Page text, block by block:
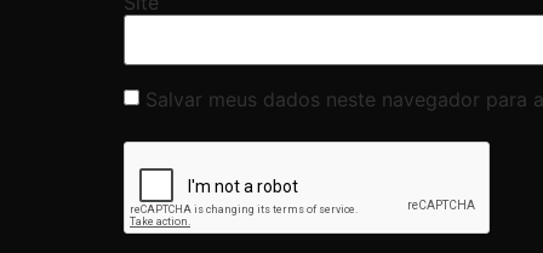
Salvar meus dados neste navegador para